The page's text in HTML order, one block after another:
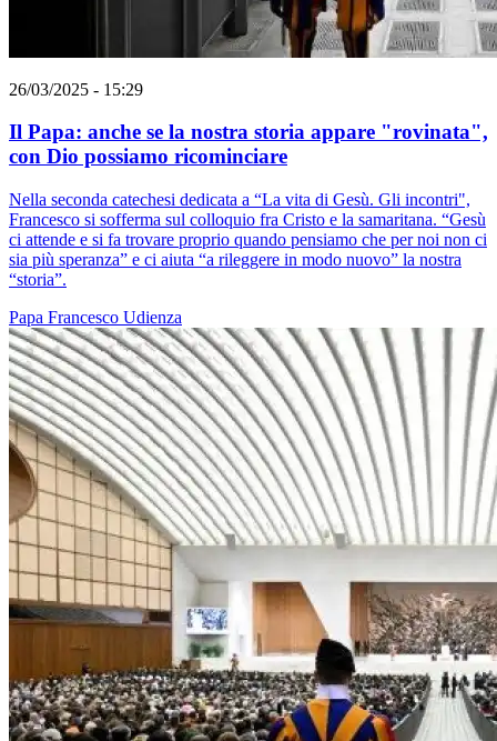
26/03/2025 - 15:29
Il Papa: anche se la nostra storia appare "rovinata",
con Dio possiamo ricominciare
Nella seconda catechesi dedicata a “La vita di Gesù. Gli incontri",
Francesco si sofferma sul colloquio fra Cristo e la samaritana. “Gesù
ci attende e si fa trovare proprio quando pensiamo che per noi non ci
sia più speranza” e ci aiuta “a rileggere in modo nuovo” la nostra
“storia”.
Papa Francesco Udienza